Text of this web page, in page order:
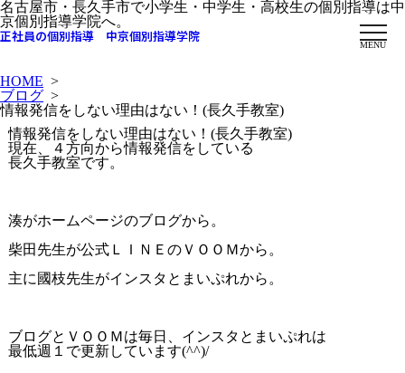
名古屋市・長久手市で小学生・中学生・高校生の個別指導は中
京個別指導学院へ。
正社員の個別指導 中京個別指導学院
MENU
HOME >
ブログ >
情報発信をしない理由はない！(長久手教室)
情報発信をしない理由はない！(長久手教室)
現在、４方向から情報発信をしている
長久手教室です。
湊がホームページのブログから。
柴田先生が公式ＬＩＮＥのＶＯＯＭから。
主に國枝先生がインスタとまいぷれから。
ブログとＶＯＯＭは毎日、インスタとまいぷれは
最低週１で更新しています(^^)/